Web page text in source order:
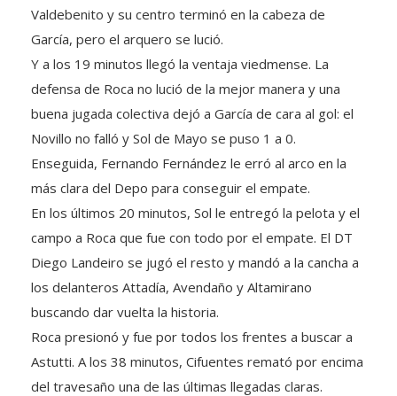
Valdebenito y su centro terminó en la cabeza de
García, pero el arquero se lució.
Y a los 19 minutos llegó la ventaja viedmense. La
defensa de Roca no lució de la mejor manera y una
buena jugada colectiva dejó a García de cara al gol: el
Novillo no falló y Sol de Mayo se puso 1 a 0.
Enseguida, Fernando Fernández le erró al arco en la
más clara del Depo para conseguir el empate.
En los últimos 20 minutos, Sol le entregó la pelota y el
campo a Roca que fue con todo por el empate. El DT
Diego Landeiro se jugó el resto y mandó a la cancha a
los delanteros Attadía, Avendaño y Altamirano
buscando dar vuelta la historia.
Roca presionó y fue por todos los frentes a buscar a
Astutti. A los 38 minutos, Cifuentes remató por encima
del travesaño una de las últimas llegadas claras.